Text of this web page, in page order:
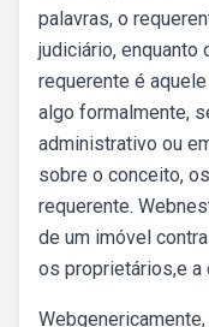
palavras, o
judiciário, enquanto
requerente é
algo formalmente,
administrativo ou
sobre o conceito,
requerente.
de um imóvel
os proprietários,e a